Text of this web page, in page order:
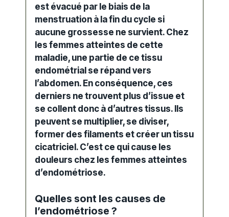
est évacué par le biais de la
menstruation à la fin du cycle si
aucune grossesse ne survient. Chez
les femmes atteintes de cette
maladie, une partie de ce tissu
endométrial se répand vers
l’abdomen. En conséquence, ces
derniers ne trouvent plus d’issue et
se collent donc à d’autres tissus. Ils
peuvent se multiplier, se diviser,
former des filaments et créer un tissu
cicatriciel. C’est ce qui cause les
douleurs chez les femmes atteintes
d’endométriose.
Quelles sont les causes de
l’endométriose ?